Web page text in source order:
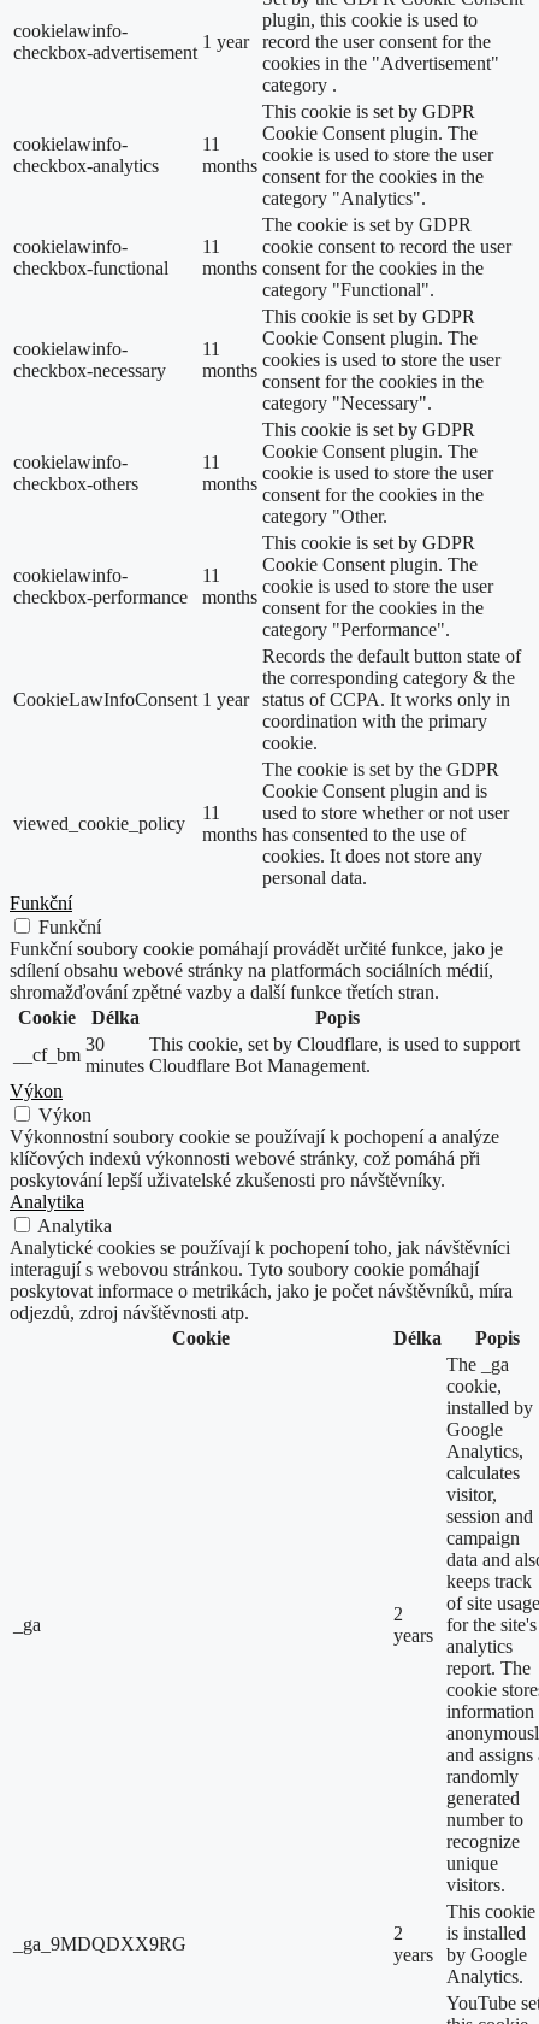
cookielawinfo-
checkbox-advertisement
1 year
plugin, this cookie is used to
record the user consent for the
cookies in the "Advertisement"
category .
cookielawinfo-
checkbox-analytics
11
months
This cookie is set by GDPR
Cookie Consent plugin. The
cookie is used to store the user
consent for the cookies in the
category "Analytics".
cookielawinfo-
checkbox-functional
11
months
The cookie is set by GDPR
cookie consent to record the user
consent for the cookies in the
category "Functional".
cookielawinfo-
checkbox-necessary
11
months
This cookie is set by GDPR
Cookie Consent plugin. The
cookies is used to store the user
consent for the cookies in the
category "Necessary".
cookielawinfo-
checkbox-others
11
months
This cookie is set by GDPR
Cookie Consent plugin. The
cookie is used to store the user
consent for the cookies in the
category "Other.
cookielawinfo-
checkbox-performance
11
months
This cookie is set by GDPR
Cookie Consent plugin. The
cookie is used to store the user
consent for the cookies in the
category "Performance".
CookieLawInfoConsent 1 year
Records the default button state of
the corresponding category & the
status of CCPA. It works only in
coordination with the primary
cookie.
viewed_cookie_policy
11
months
The cookie is set by the GDPR
Cookie Consent plugin and is
used to store whether or not user
has consented to the use of
cookies. It does not store any
personal data.
Funkční
Funkční
Funkční soubory cookie pomáhají provádět určité funkce, jako je
sdílení obsahu webové stránky na platformách sociálních médií,
shromažďování zpětné vazby a další funkce třetích stran.
Cookie
Délka
Popis
__cf_bm
30
minutes
This cookie, set by Cloudflare, is used to support
Cloudflare Bot Management.
Výkon
Výkon
Výkonnostní soubory cookie se používají k pochopení a analýze
klíčových indexů výkonnosti webové stránky, což pomáhá při
poskytování lepší uživatelské zkušenosti pro návštěvníky.
Analytika
Analytika
Analytické cookies se používají k pochopení toho, jak návštěvníci
interagují s webovou stránkou. Tyto soubory cookie pomáhají
poskytovat informace o metrikách, jako je počet návštěvníků, míra
odjezdů, zdroj návštěvnosti atp.
Cookie
Délka Popis
_ga
2
years
The _ga
cookie,
installed by
Google
Analytics,
calculates
visitor,
session and
campaign
data and
keeps track
of site usage
for the site's
analytics
report. The
cookie
information
and assigns
randomly
generated
number to
recognize
unique
visitors.
_ga_9MDQDXX9RG
2
years
This cookie
is installed
by Google
Analytics.
YouTube